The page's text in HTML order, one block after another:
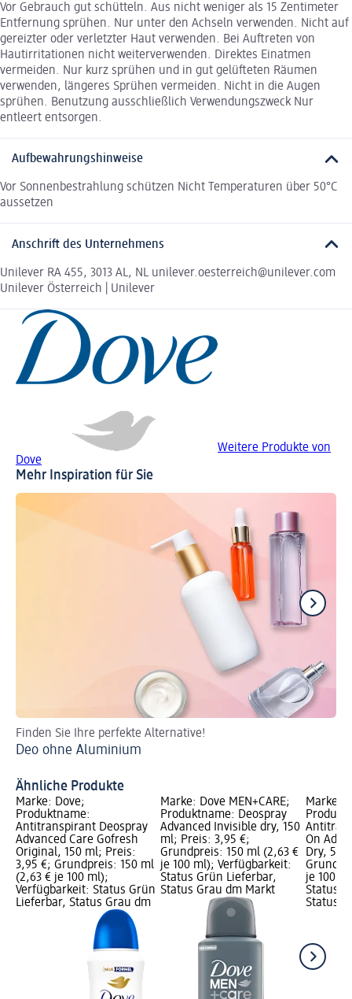
Vor Gebrauch gut schütteln. Aus nicht weniger als 15 Zentimeter
Entfernung sprühen. Nur unter den Achseln verwenden. Nicht auf
gereizter oder verletzter Haut verwenden. Bei Auftreten von
Hautirritationen nicht weiterverwenden. Direktes Einatmen
vermeiden. Nur kurz sprühen und in gut gelüfteten Räumen
verwenden, längeres Sprühen vermeiden. Nicht in die Augen
sprühen. Benutzung ausschließlich Verwendungszweck Nur
entleert entsorgen.
Aufbewahrungshinweise
Vor Sonnenbestrahlung schützen Nicht Temperaturen über 50°C
aussetzen
Anschrift des Unternehmens
Unilever RA 455, 3013 AL, NL unilever.oesterreich@unilever.com
Unilever Österreich | Unilever
Weitere Produkte von
Dove
Mehr Inspiration für Sie
Finden Sie Ihre perfekte Alternative!
Deo ohne Aluminium
Ähnliche Produkte
Marke: Dove;
Produktname:
Antitranspirant Deospray
Advanced Care Gofresh
Original, 150 ml; Preis:
3,95 €; Grundpreis: 150 ml
(2,63 € je 100 ml);
Verfügbarkeit: Status Grün
Lieferbar, Status Grau dm
Marke: Dove MEN+CARE;
Produktname: Deospray
Advanced Invisible dry, 150
ml; Preis: 3,95 €;
Grundpreis: 150 ml (2,63 €
je 100 ml); Verfügbarkeit:
Status Grün Lieferbar,
Status Grau dm Markt
Marke:
On
Dry, 50
je 100
Status
Status